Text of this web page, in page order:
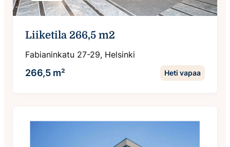
Liiketila 266,5 m2
Fabianinkatu 27-29, Helsinki
266,5 m² Heti vapaa